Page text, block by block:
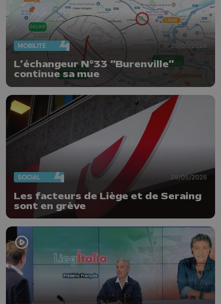
MOBILITÉ 29/05/2026
L’échangeur N°33 “Burenville”
continue sa mue
SOCIAL 29/05/2026
Les facteurs de Liège et de Seraing
sont en grève